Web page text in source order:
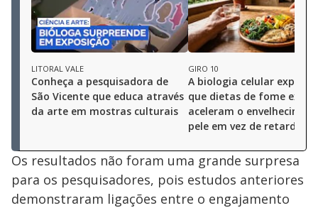
LITORAL VALE
Conheça a pesquisadora de
São Vicente que educa através
da arte em mostras culturais
GIRO 10
A biologia celular explica
que dietas de fome
aceleram o
pele em vez de retardá-lo
Os resultados não foram uma grande surpresa
para os pesquisadores, pois estudos anteriores
demonstraram ligações entre o engajamento